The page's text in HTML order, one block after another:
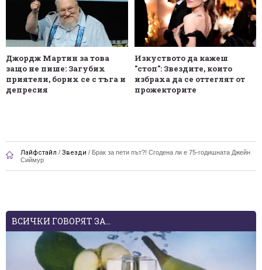
Джордж Мартин за това
защо не пише: Загубих
приятели, борих се с тъга и
депресия
Изкуството да кажеш
"стоп": Звездите, които
избраха да се оттеглят от
прожекторите
Лайфстайл / Звезди / Брак за пети път?! Сгодена ли е 75-годишната Джейн
Сиймур
ВСИЧКИ ГОВОРЯТ ЗА...